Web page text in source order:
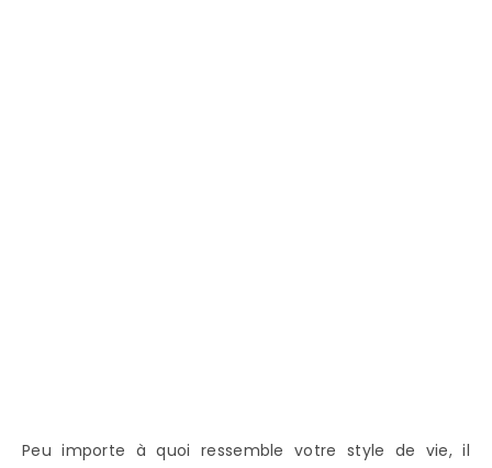
Peu importe à quoi ressemble votre style de vie, il